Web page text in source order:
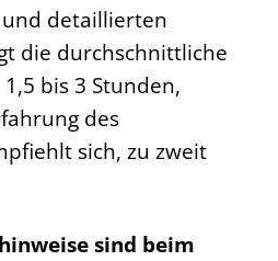
detaillierten
die durchschnittliche
bis 3 Stunden,
des
sich, zu zweit
sind beim